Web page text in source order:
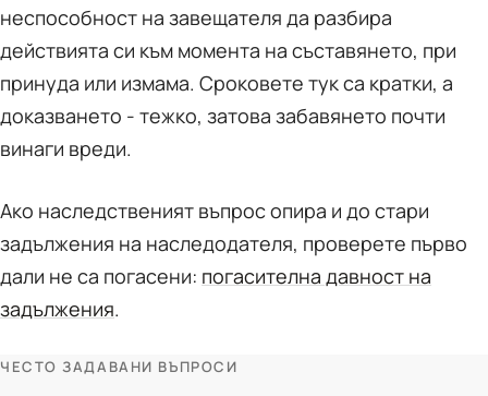
неспособност на завещателя да разбира
действията си към момента на съставянето, при
принуда или измама. Сроковете тук са кратки, а
доказването - тежко, затова забавянето почти
винаги вреди.
Ако наследственият въпрос опира и до стари
задължения на наследодателя, проверете първо
дали не са погасени: погасителна давност на
задължения.
ЧЕСТО ЗАДАВАНИ ВЪПРОСИ